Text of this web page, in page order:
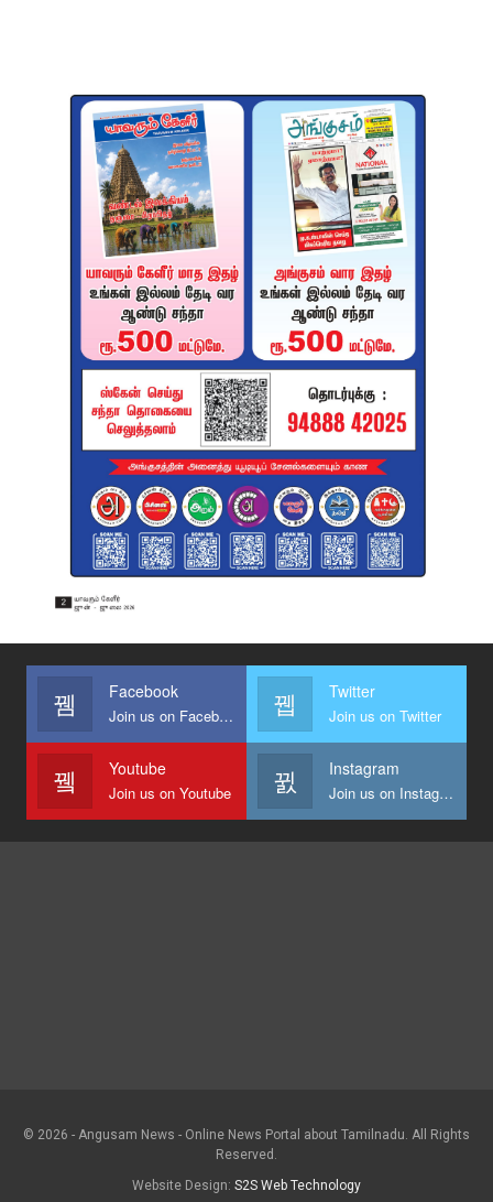
Facebook
Join us on Facebook
Twitter
Join us on Twitter
Youtube
Join us on Youtube
Instagram
Join us on Instagram
© 2026 - Angusam News - Online News Portal about Tamilnadu. All Rights
Reserved.
Website Design: S2S Web Technology